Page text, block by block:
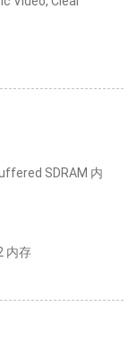
SDRAM 内
内存